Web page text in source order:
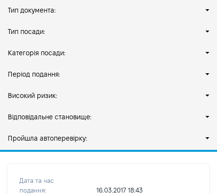
Тип документа:
Тип посади:
Категорія посади:
Період подання:
Високий ризик:
Відповідальне становище:
Пройшла автоперевірку:
Дата та час
подання:
16.03.2017 18:43